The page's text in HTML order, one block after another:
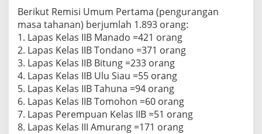
U
T
k
e
-
9
R
I
d
i
L
a
Berikut Remisi Umum Pertama (pengurangan
masa tahanan) berjumlah 1.893 orang:
1. Lapas Kelas IIB Manado =421 orang
2. Lapas Kelas IIB Tondano =371 orang
3. Lapas Kelas IIB Bitung =233 orang
4. Lapas Kelas IIB Ulu Siau =55 orang
5. Lapas Kelas IIB Tahuna =94 orang
6. Lapas Kelas IIB Tomohon =60 orang
7. Lapas Perempuan Kelas IIB =51 orang
8. Lapas Kelas III Amurang =171 orang